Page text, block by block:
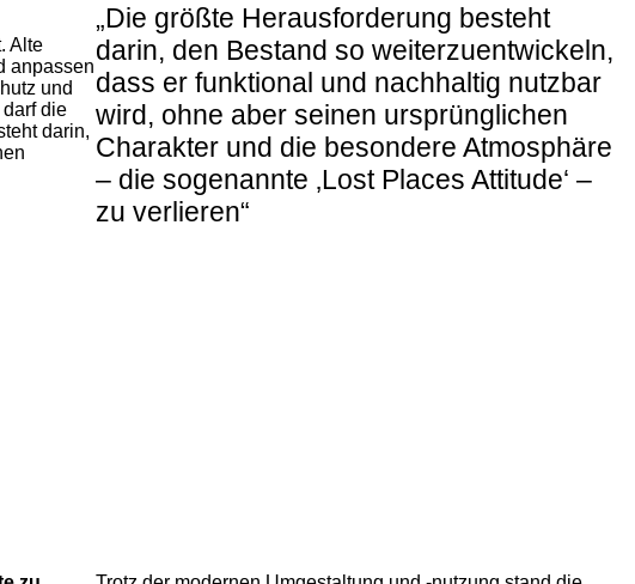
Alte
anpassen
und
die
darin,
„Die größte Herausforderung besteht
darin, den Bestand so weiterzuentwickeln,
dass er funktional und nachhaltig nutzbar
wird, ohne aber seinen ursprünglichen
Charakter und die besondere Atmosphäre
– die sogenannte ‚Lost Places Attitude‘ –
zu verlieren“